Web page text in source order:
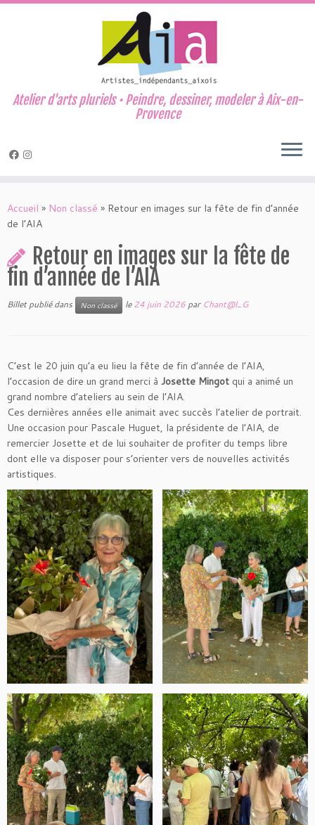
au
contenu
Atelier d'arts pluriels • Peindre, dessiner, modeler à Aix-en-
Provence
Accueil » Non classé » Retour en images sur la fête de fin d’année
de l’AIA
Retour en images sur la fête de
fin d’année de l’AIA
Billet publié dans Non classé le24 juin 2026 par Chant@l_G
C’est le 20 juin qu’a eu lieu la fête de fin d’année de l’AIA,
l’occasion de dire un grand merci à Josette Mingot qui a animé un
grand nombre d’ateliers au sein de l’AIA.
Ces dernières années elle animait avec succès l’atelier de portrait.
Une occasion pour Pascale Huguet, la présidente de l’AIA, de
remercier Josette et de lui souhaiter de profiter du temps libre
dont elle va disposer pour s’orienter vers de nouvelles activités
artistiques.